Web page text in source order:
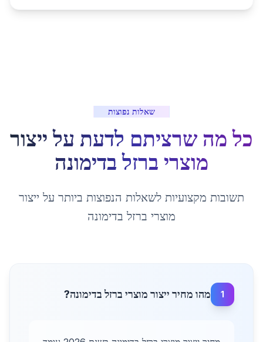
שאלות נפוצות
כל מה שרציתם לדעת על ייצור
מוצרי ברזלבדימונה
תשובות מקצועיות לשאלות הנפוצות ביותר על ייצור
מוצרי ברזל בדימונה
1 מהו מחיר ייצור מוצרי ברזל בדימונה?